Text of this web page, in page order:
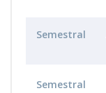
Semestral
Semestral